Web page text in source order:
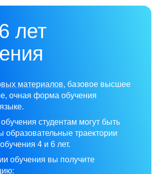
лет
материалов, базовое высшее
очная форма обучения
студентам могут быть
образовательные траектории
4 и 6 лет.
обучения вы получите